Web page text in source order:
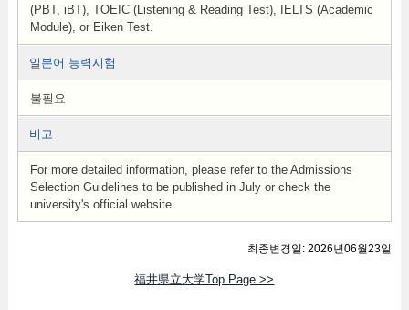
(PBT, iBT), TOEIC (Listening & Reading Test), IELTS (Academic
Module), or Eiken Test.
일본어 능력시험
불필요
비고
For more detailed information, please refer to the Admissions
Selection Guidelines to be published in July or check the
university's official website.
최종변경일: 2026년06월23일
福井県立大学Top Page >>